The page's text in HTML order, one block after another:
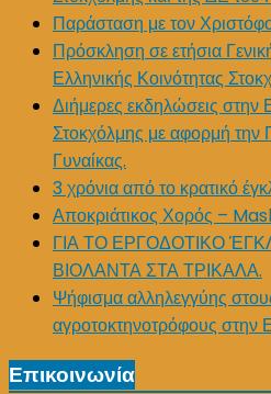
Παράσταση με τον
Πρόσκληση σε ετήσια
Ελληνικής Κοινότητας
Διήμερες εκδηλώσεις στην
Στοκχόλμης με αφορμή την
Γυναίκας.
3 χρόνια από το κρατικό
Αποκριάτικος Χορός –
ΓΙΑ ΤΟ ΕΡΓΟΔΟΤΙΚΟ
ΒΙΟΛΑΝΤΑ ΣΤΑ ΤΡΙΚΑΛΑ.
Ψήφισμα αλληλεγγύης
αγροτοκτηνοτρόφους στην
Επικοινωνία